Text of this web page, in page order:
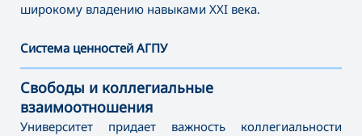
широкому владению навыками XXI века.
Система ценностей АГПУ
Свободы и коллегиальные
взаимоотношения
Университет придает важность коллегиальности